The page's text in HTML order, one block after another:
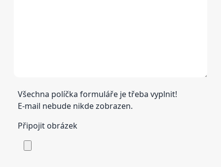
Všechna políčka formuláře je třeba vyplnit!
E-mail nebude nikde zobrazen.
Připojit obrázek